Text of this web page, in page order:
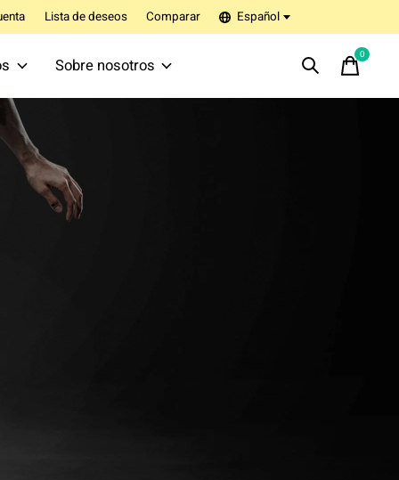
Lista de deseos Comparar Español
Sobre nosotros
0items